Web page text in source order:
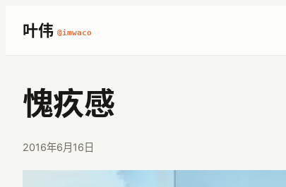
内
叶伟 @imwaco
愧疚感
2016年6月16日